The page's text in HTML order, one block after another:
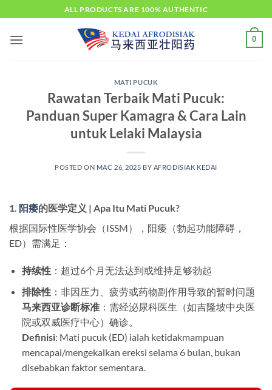
to
content
ALL PRODUCTS ARE 100% AUTHENTIC
0
MATI PUCUK
Rawatan Terbaik Mati Pucuk:
Panduan Super Kamagra & Cara Lain
untuk Lelaki Malaysia
POSTED ON MAC 26, 2025 BY AFRODISIAK KEDAI
1. 阳痿的医学定义 | Apa Itu Mati Pucuk?
根据国际性医学协会（ISSM），阳痿（勃起功能障碍，
ED）需满足：
持续性：超过6个月无法达到或维持足够勃起
排除性：非因压力、疲劳或药物副作用导致的暂时问题
马来西亚诊断标准：需经泌尿科医生（如吉隆坡中央医
院或双威医疗中心）确诊。
Definisi: Mati pucuk (ED) ialah ketidakmampuan
mencapai/mengekalkan ereksi selama 6 bulan, bukan
disebabkan faktor sementara.